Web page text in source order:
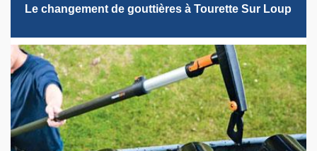
Le changement de gouttières à Tourette Sur Loup